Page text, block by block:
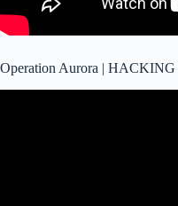
Operation Aurora |